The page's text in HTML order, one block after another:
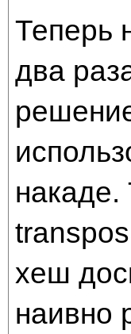
Теперь
два
хеш
наивно